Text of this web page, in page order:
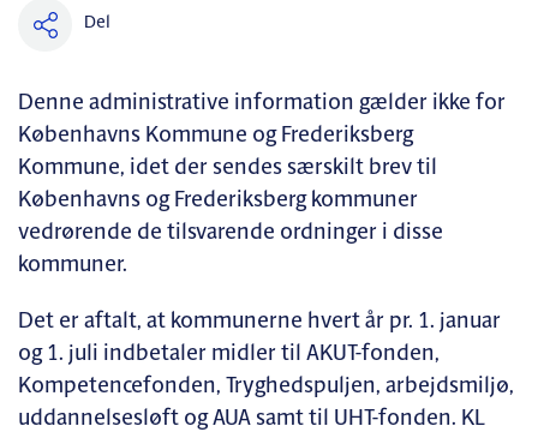
Del
Denne administrative information gælder ikke for
Københavns Kommune og Frederiksberg
Kommune, idet der sendes særskilt brev til
Københavns og Frederiksberg kommuner
vedrørende de tilsvarende ordninger i disse
kommuner.
Det er aftalt, at kommunerne hvert år pr. 1. januar
og 1. juli indbetaler midler til AKUT-fonden,
Kompetencefonden, Tryghedspuljen, arbejdsmiljø,
uddannelsesløft og AUA samt til UHT-fonden. KL